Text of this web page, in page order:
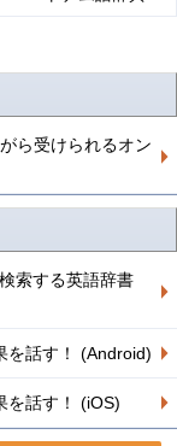
ら受けられるオン
索する英語辞書
を話す！ (Android)
を話す！ (iOS)